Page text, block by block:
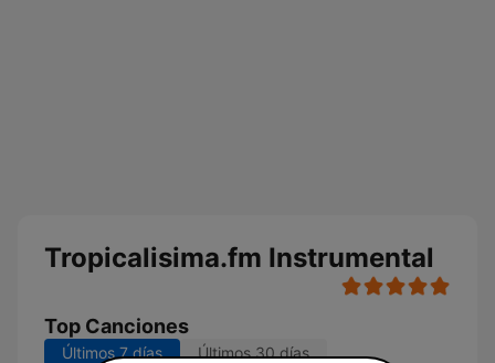
Tropicalisima.fm Instrumental
Top Canciones
Últimos 7 días Últimos 30 días